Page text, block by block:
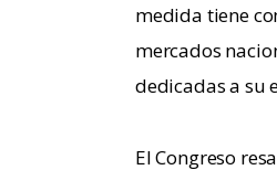
medida tiene
mercados
dedicadas a su
El Congreso